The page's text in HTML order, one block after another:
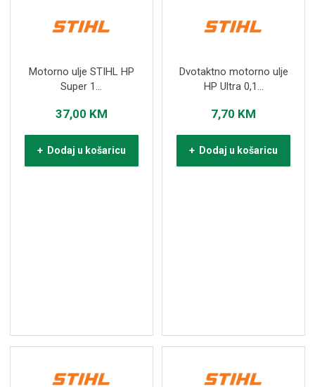
Motorno ulje STIHL HP
Super 1...
37,00 KM
+ Dodaj u košaricu
Dvotaktno motorno ulje
HP Ultra 0,1...
7,70 KM
+ Dodaj u košaricu